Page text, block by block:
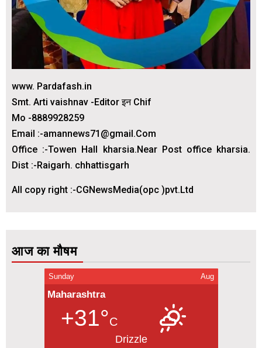
www. Pardafash.in
Smt. Arti vaishnav -Editor इन Chif
Mo -8889928259
Email :-amannews71@gmail.Com
Office :-Towen Hall kharsia.Near Post office kharsia.
Dist :-Raigarh. chhattisgarh
All copy right :-CGNewsMedia(opc )pvt.Ltd
आज का मौषम
Sunday Aug
Maharashtra
+31°C
Drizzle